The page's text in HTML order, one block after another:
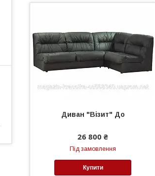
Диван "Візит" До
26 800 ₴
Під замовлення
Купити